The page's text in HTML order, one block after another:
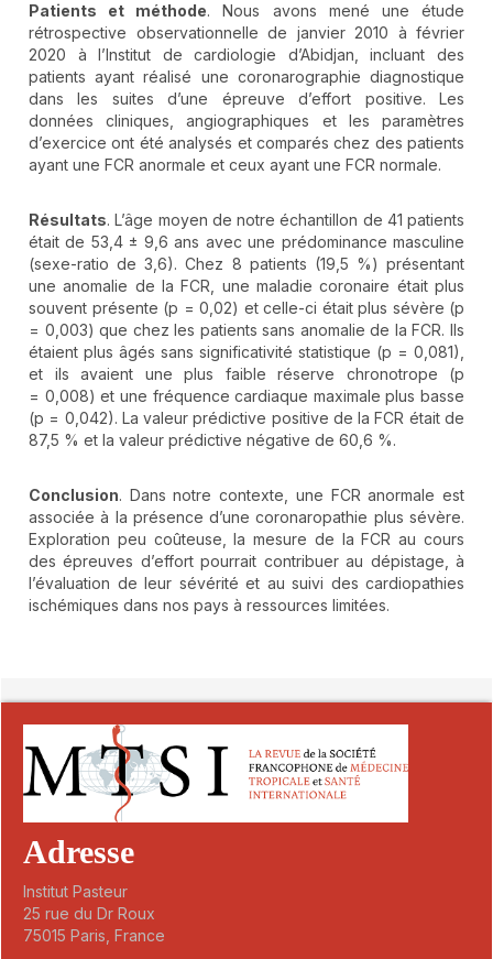
Patients et méthode. Nous avons mené une étude
rétrospective observationnelle de janvier 2010 à février
2020 à l’Institut de cardiologie d’Abidjan, incluant des
patients ayant réalisé une coronarographie diagnostique
dans les suites d’une épreuve d’effort positive. Les
données cliniques, angiographiques et les paramètres
d’exercice ont été analysés et comparés chez des patients
ayant une FCR anormale et ceux ayant une FCR normale.
Résultats. L’âge moyen de notre échantillon de 41 patients
était de 53,4 ± 9,6 ans avec une prédominance masculine
(sexe-ratio de 3,6). Chez 8 patients (19,5 %) présentant
une anomalie de la FCR, une maladie coronaire était plus
souvent présente (p = 0,02) et celle-ci était plus sévère (p
= 0,003) que chez les patients sans anomalie de la FCR. Ils
étaient plus âgés sans significativité statistique (p = 0,081),
et ils avaient une plus faible réserve chronotrope (p
= 0,008) et une fréquence cardiaque maximale plus basse
(p = 0,042). La valeur prédictive positive de la FCR était de
87,5 % et la valeur prédictive négative de 60,6 %.
Conclusion. Dans notre contexte, une FCR anormale est
associée à la présence d’une coronaropathie plus sévère.
Exploration peu coûteuse, la mesure de la FCR au cours
des épreuves d’effort pourrait contribuer au dépistage, à
l’évaluation de leur sévérité et au suivi des cardiopathies
ischémiques dans nos pays à ressources limitées.
Adresse
Institut Pasteur
25 rue du Dr Roux
75015 Paris, France